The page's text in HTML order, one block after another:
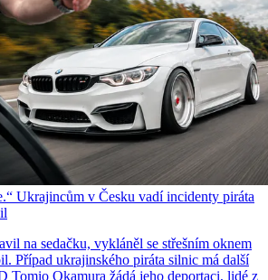
Ukrajincům v Česku vadí incidenty piráta
na sedačku, vykláněl se střešním oknem
Případ ukrajinského piráta silnic má další
Tomio Okamura žádá jeho deportaci, lidé z